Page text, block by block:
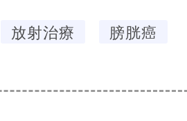
放射治療 膀胱癌